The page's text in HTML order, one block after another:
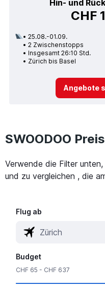
Hin- und
CHF
25.08.-01.09.
2 Zwischenstopps
Insgesamt 26:10 Std.
Zürich bis Basel
Angebote
SWOODOO
Verwende die Filter
und zu vergleichen , die
Flug ab
Budget
CHF 65 - CHF 637